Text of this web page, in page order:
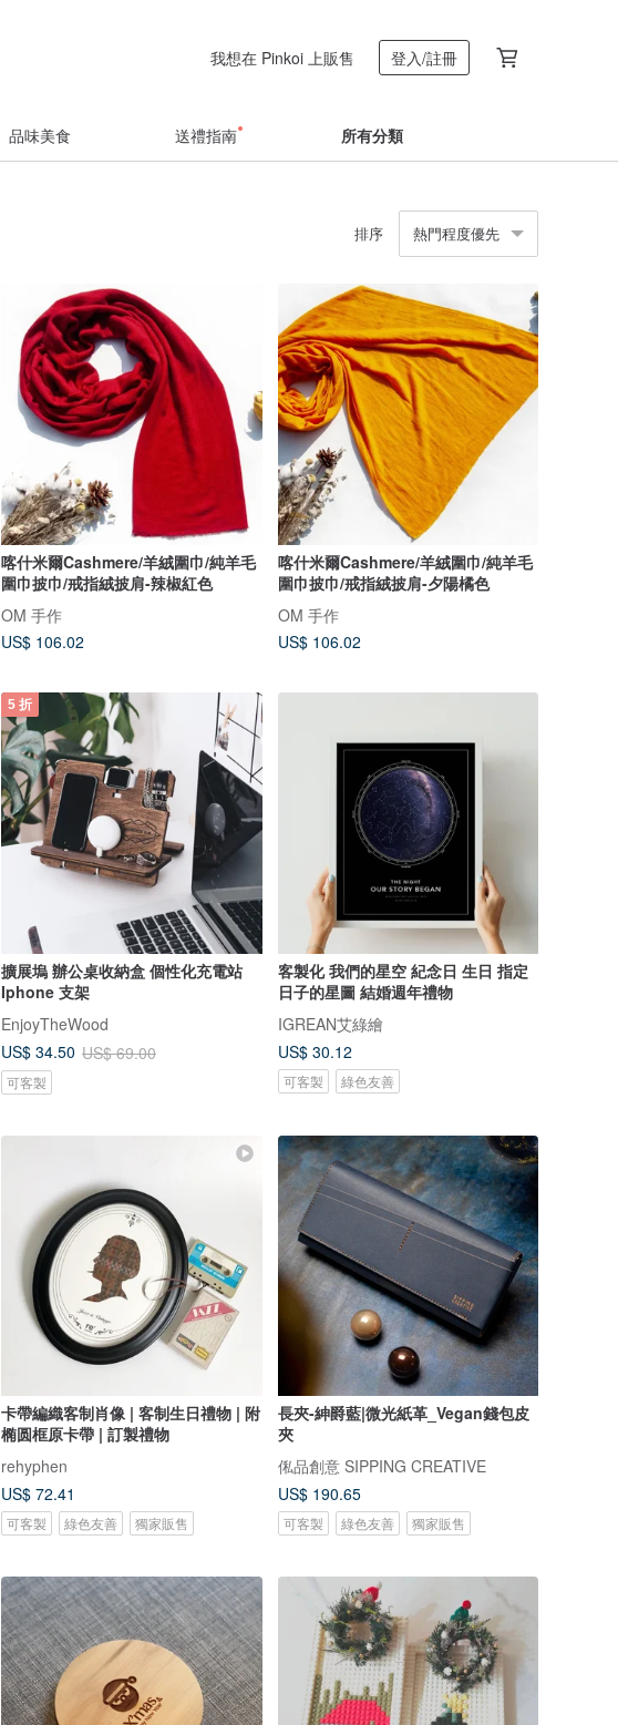
我想在 Pinkoi 上販售 登入/註冊
品味美食 送禮指南 所有分類
排序 熱門程度優先
喀什米爾Cashmere/羊絨圍巾/純羊毛
圍巾披巾/戒指絨披肩-辣椒紅色
OM 手作
US$ 106.02
喀什米爾Cashmere/羊絨圍巾/純羊毛
圍巾披巾/戒指絨披肩-夕陽橘色
OM 手作
US$ 106.02
5 折
擴展塢 辦公桌收納盒 個性化充電站
Iphone 支架
EnjoyTheWood
US$ 34.50 US$ 69.00
可客製
客製化 我們的星空 紀念日 生日 指定
日子的星圖 結婚週年禮物
IGREAN艾綠繪
US$ 30.12
可客製 綠色友善
卡帶編織客制肖像 | 客制生日禮物 | 附
椭圆框原卡帶 | 訂製禮物
rehyphen
US$ 72.41
可客製 綠色友善 獨家販售
長夾-紳爵藍|微光紙革_Vegan錢包皮
夾
俬品創意 SIPPING CREATIVE
US$ 190.65
可客製 綠色友善 獨家販售